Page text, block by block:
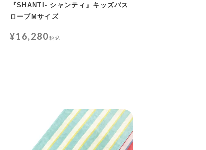
『SHANTI- シャンティ』キッズバス
ローブMサイズ
¥16,280税込